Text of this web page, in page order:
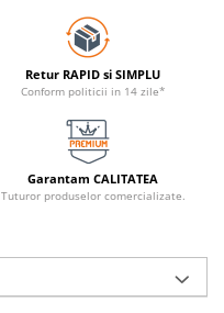
Retur RAPID si SIMPLU
Conform politicii in 14 zile*
Garantam CALITATEA
Tuturor produselor comercializate.